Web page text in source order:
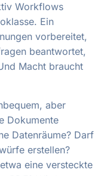
Workflows
Ein
vorbereitet,
beantwortet,
Macht braucht
aber
Dokumente
Datenräume? Darf
erstellen?
eine versteckte